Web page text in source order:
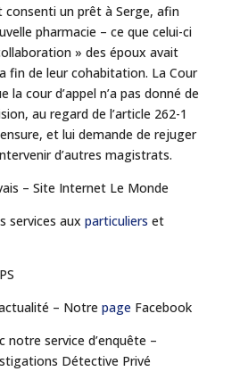
consenti un prêt à Serge, afin
pharmacie – ce que celui-ci
» des époux avait
fin de leur cohabitation. La Cour
la cour d’appel n’a pas donné de
au regard de l’article 262-1
et lui demande de rejuger
d’autres magistrats.
– Site Internet Le Monde
services aux particuliers et
– Notre page Facebook
notre service d’enquête –
Détective Privé